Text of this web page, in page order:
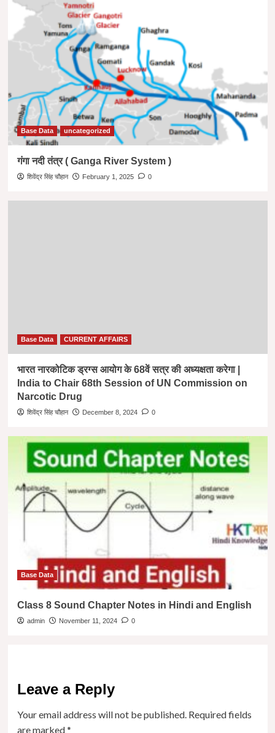
Base Data uncategorized
गंगा नदी तंत्र ( Ganga River System )
शिवेंद्र सिंह चौहान February 1, 2025 0
Base Data CURRENT AFFAIRS
भारत नारकोटिक ड्रग्स आयोग के 68वें सत्र की अध्यक्षता करेगा |
India to Chair 68th Session of UN Commission on
Narcotic Drug
शिवेंद्र सिंह चौहान December 8, 2024 0
Base Data
Class 8 Sound Chapter Notes in Hindi and English
admin November 11, 2024 0
Leave a Reply
Your email address will not be published. Required fields
are marked*